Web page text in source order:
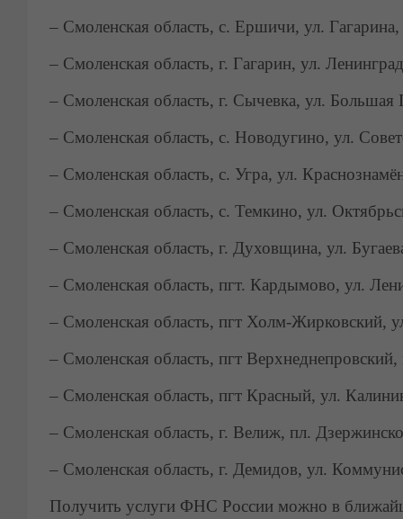
– Смоленская область, с. Ершичи, ул.
– Смоленская область, г. Гагарин, ул.
– Смоленская область, г. Сычевка, ул. Большая
– Смоленская область, с. Новодугино, ул.
– Смоленская область, с. Угра, ул.
– Смоленская область, c. Темкино, ул.
– Смоленская область, г. Духовщина, ул.
– Смоленская область, пгт. Кардымово, ул.
– Смоленская область, пгт Холм-Жирковский,
– Смоленская область, пгт
– Смоленская область, пгт Красный, ул.
– Смоленская область, г. Велиж, пл.
– Смоленская область, г. Демидов, ул.
Получить услуги ФНС России можно в